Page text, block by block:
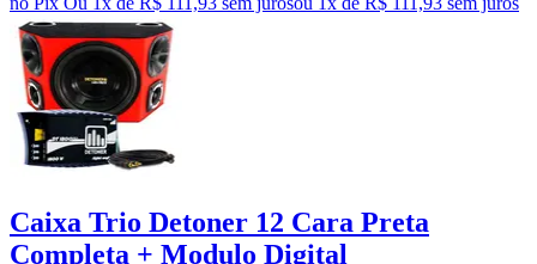
Caixa Trio Detoner 12 Cara Preta
Completa + Modulo Digital